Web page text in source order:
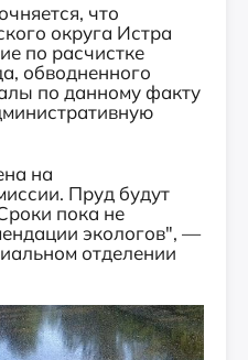
что
округа Истра
по расчистке
обводненного
по данному факту
на
Пруд будут
пока не
экологов", —
отделении